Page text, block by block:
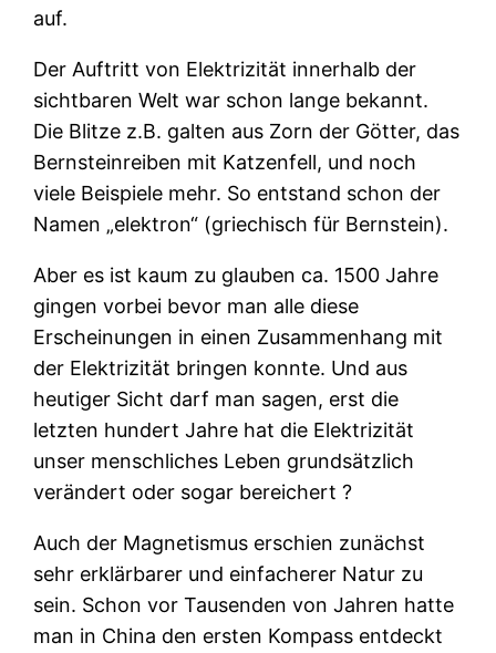
auf.
Der Auftritt von Elektrizität innerhalb der
sichtbaren Welt war schon lange bekannt.
Die Blitze z.B. galten aus Zorn der Götter, das
Bernsteinreiben mit Katzenfell, und noch
viele Beispiele mehr. So entstand schon der
Namen „elektron“ (griechisch für Bernstein).
Aber es ist kaum zu glauben ca. 1500 Jahre
gingen vorbei bevor man alle diese
Erscheinungen in einen Zusammenhang mit
der Elektrizität bringen konnte. Und aus
heutiger Sicht darf man sagen, erst die
letzten hundert Jahre hat die Elektrizität
unser menschliches Leben grundsätzlich
verändert oder sogar bereichert ?
Auch der Magnetismus erschien zunächst
sehr erklärbarer und einfacherer Natur zu
sein. Schon vor Tausenden von Jahren hatte
man in China den ersten Kompass entdeckt